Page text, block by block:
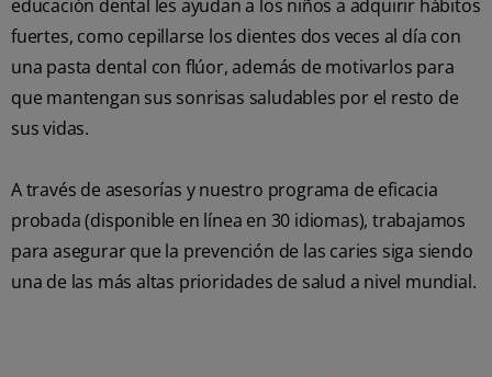
educación dental les ayudan a los niños a adquirir hábitos
fuertes, como cepillarse los dientes dos veces al día con
una pasta dental con flúor, además de motivarlos para
que mantengan sus sonrisas saludables por el resto de
sus vidas.
A través de asesorías y nuestro programa de eficacia
probada (disponible en línea en 30 idiomas), trabajamos
para asegurar que la prevención de las caries siga siendo
una de las más altas prioridades de salud a nivel mundial.